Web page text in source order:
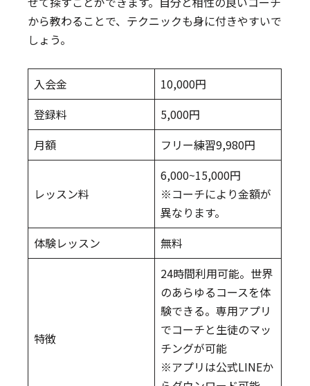
から教わることで、テクニックも身に付きやすいで
しょう。
入会金
10,000円
登録料
5,000円
月額
フリー練習9,980円
レッスン料
6,000~15,000円
※コーチにより金額が
異なります。
体験レッスン
無料
特徴
24時間利用可能。世界
のあらゆるコースを体
験できる。専用アプリ
でコーチと生徒のマッ
チングが可能
※アプリは公式LINEか